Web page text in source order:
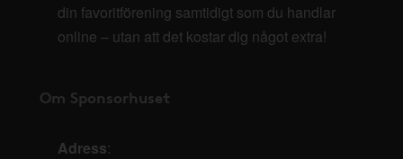
din favoritförening samtidigt som du handlar
online – utan att det kostar dig något extra!
Om Sponsorhuset
Adress: